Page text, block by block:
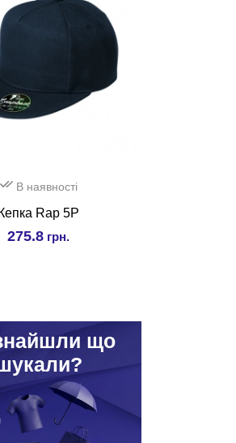
В наявності
Кепка Rap 5P
275.8 грн.
що